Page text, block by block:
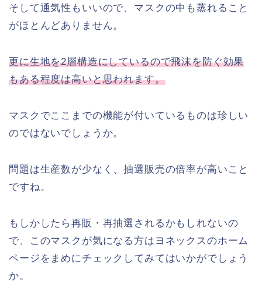
そして通気性もいいので、マスクの中も蒸れること
がほとんどありません。
更に生地を2層構造にしているので飛沫を防ぐ効果
もある程度は高いと思われます。
マスクでここまでの機能が付いているものは珍しい
のではないでしょうか。
問題は生産数が少なく、抽選販売の倍率が高いこと
ですね。
もしかしたら再販・再抽選されるかもしれないの
で、このマスクが気になる方はヨネックスのホーム
ページをまめにチェックしてみてはいかがでしょう
か。